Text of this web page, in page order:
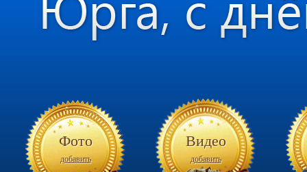
Фото
добавить
Видео
добавить